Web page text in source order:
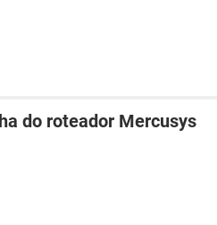
do roteador Mercusys